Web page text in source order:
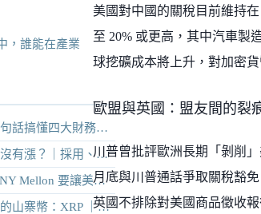
，誰能在產業
搞懂四大財務報表
用、收入與代幣價值捕獲
讓美債交易 24/7 不打烊
｜Ripple 2026 介紹
美國對中國的關稅目前維持
至 20% 或更高，其中汽車製
球挖礦成本將上升，對加密
歐盟與英國：盟友間的裂
川普曾批評歐洲長期「剝削
月底與川普通話爭取關稅豁
英國不排除對美國商品徵收